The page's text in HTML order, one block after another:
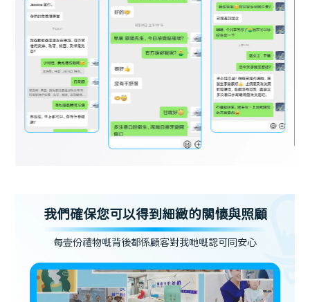
我們確保您可以得到細緻的關懷與照顧
每壹份禮物嘅背後都係顧客對我哋嘅認可同安心